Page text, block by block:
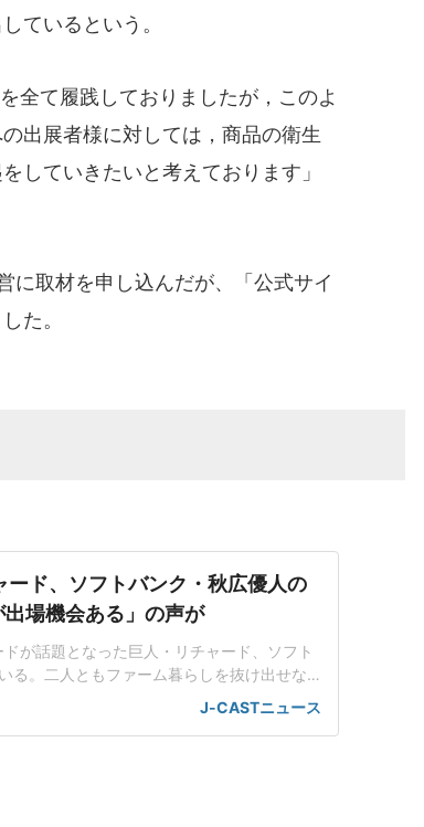
ているという。
全て履践しておりましたが，このよ
出展者様に対しては，商品の衛生
していきたいと考えております」
取材を申し込んだが、「公式サイ
た。
ド、ソフトバンク・秋広優人の
場機会ある」の声が
が話題となった巨人・リチャード、ソフト
る。二人ともファーム暮らしを抜け出せな
ウエスタン・リーグで5年連続本塁打王に輝
江竜聖と2対1のトレードで25年5月に巨人に
J-CASTニュース